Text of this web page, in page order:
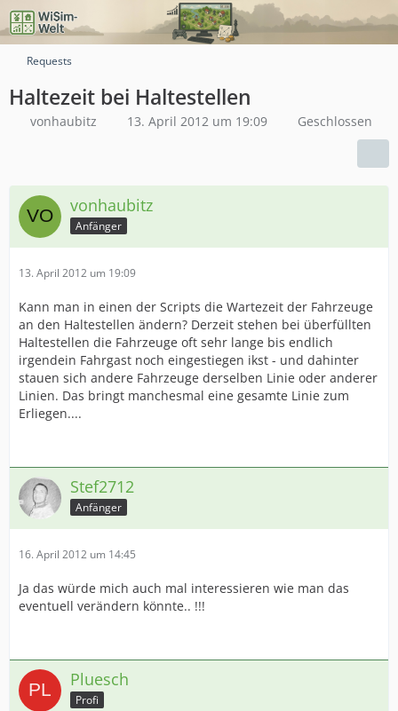
Requests
Haltezeit bei Haltestellen
vonhaubitz 13. April 2012 um 19:09 Geschlossen
vonhaubitz
Anfänger
13. April 2012 um 19:09
Kann man in einen der Scripts die Wartezeit der Fahrzeuge
an den Haltestellen ändern? Derzeit stehen bei überfüllten
Haltestellen die Fahrzeuge oft sehr lange bis endlich
irgendein Fahrgast noch eingestiegen ikst - und dahinter
stauen sich andere Fahrzeuge derselben Linie oder anderer
Linien. Das bringt manchesmal eine gesamte Linie zum
Erliegen....
Stef2712
Anfänger
16. April 2012 um 14:45
Ja das würde mich auch mal interessieren wie man das
eventuell verändern könnte.. !!!
Pluesch
Profi